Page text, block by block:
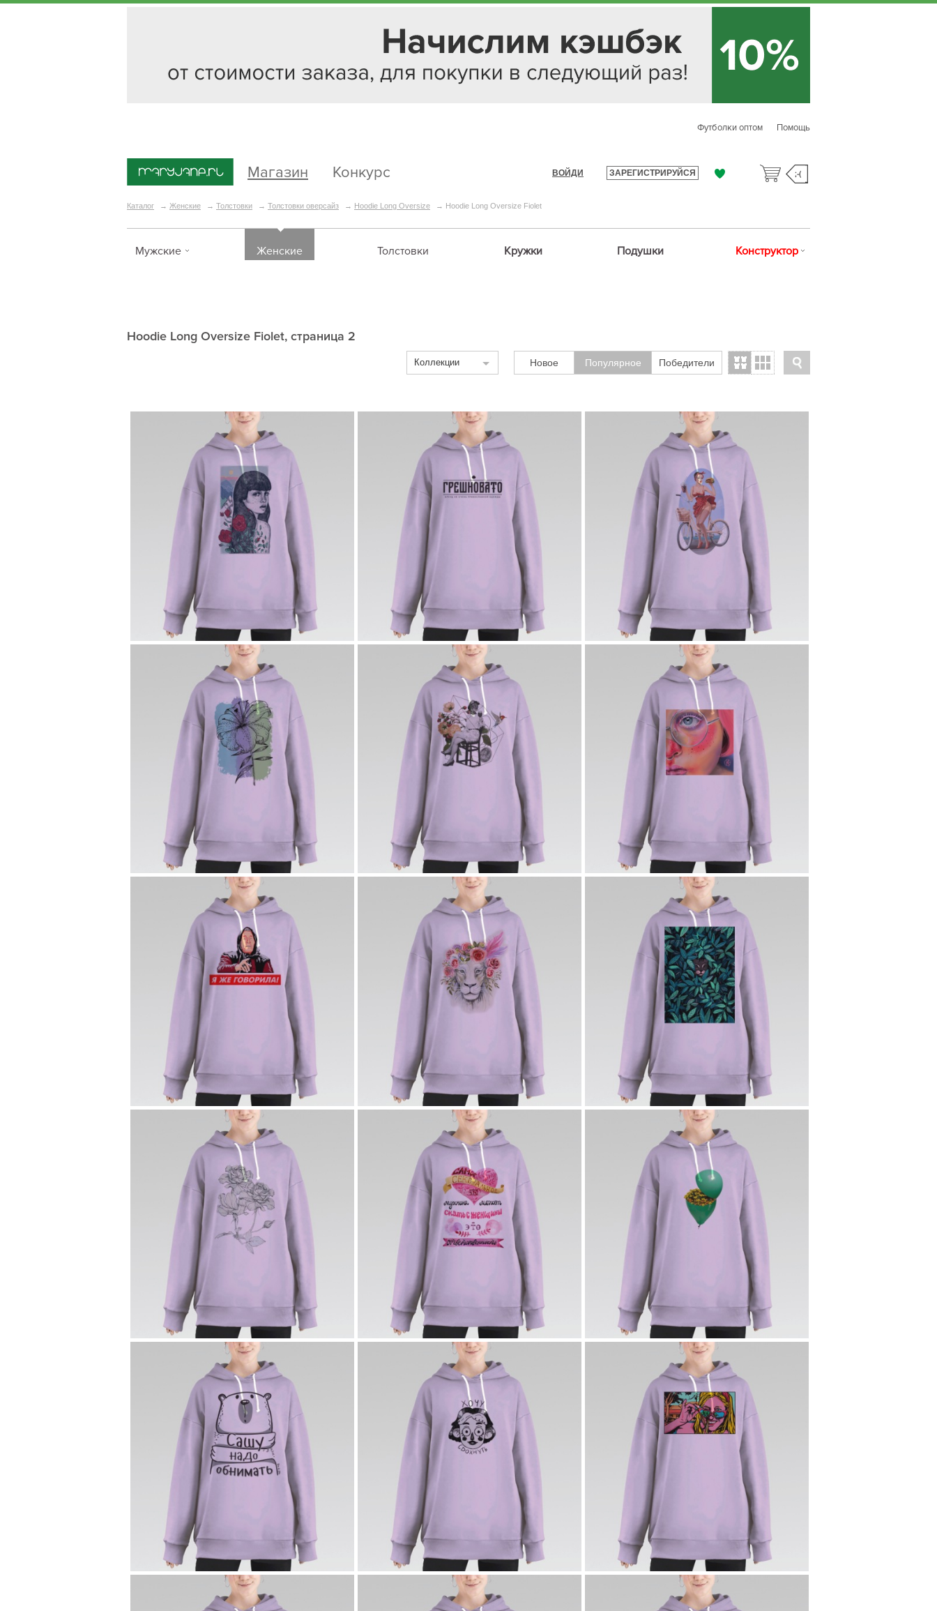
Помощь
Футболки оптом
Магазин Конкурс ВОЙДИ ЗАРЕГИСТРИРУЙСЯ ;-(
Каталог → Женские → Толстовки → Толстовки оверсайз → Hoodie Long Oversize → Hoodie Long Oversize Fiolet
Мужские Женские Толстовки Кружки Подушки Конструктор
Hoodie Long Oversize Fiolet, страница 2
Коллекции Новое Популярное Победители